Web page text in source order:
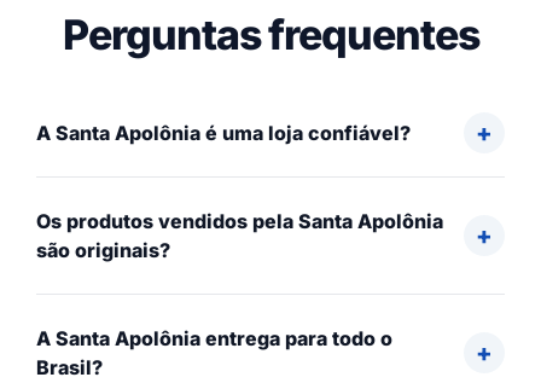
Perguntas frequentes
A Santa Apolônia é uma loja confiável?
Os produtos vendidos pela Santa Apolônia
são originais?
A Santa Apolônia entrega para todo o
Brasil?